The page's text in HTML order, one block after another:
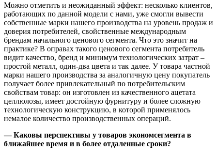
Можно отметить и неожиданный эффект: несколько клиентов,
работающих по данной модели с нами, уже смогли вывести
собственные марки нашего производства на уровень продаж и
доверия потребителей, свойственные международным
брендам начального ценового сегмента. Что это значит на
практике? В оправах такого ценового сегмента потребитель
видит качество, бренд и минимум технологических затрат –
простой металл, один-два цвета и так далее. У товара частной
марки нашего производства за аналогичную цену покупатель
получает более привлекательный по потребительским
свойствам товар: он изготовлен из качественного ацетата
целлюлозы, имеет достойную фурнитуру и более сложную
технологическую конструкцию, в которой применялось
немалое количество производственных операций.
— Каковы перспективы у товаров экономсегмента в
ближайшее время и в более отдаленные сроки?